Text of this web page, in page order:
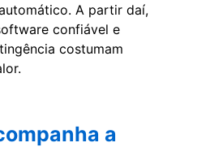
A partir daí,
confiável e
costumam
a